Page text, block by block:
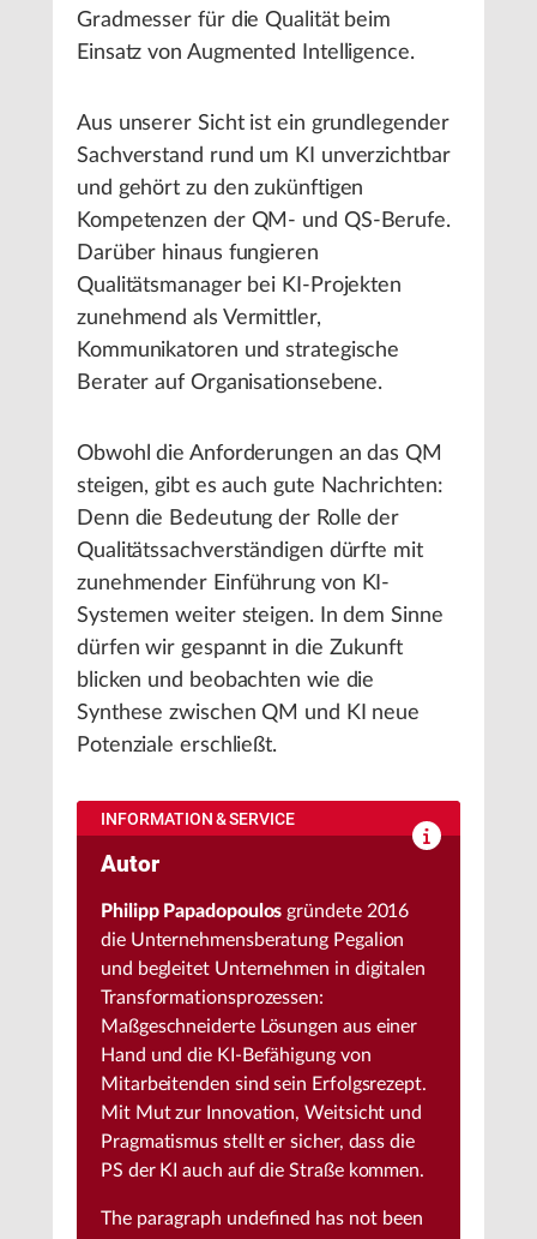
Gradmesser für die Qualität beim
Einsatz von Augmented Intelligence.
Aus unserer Sicht ist ein grundlegender
Sachverstand rund um KI unverzichtbar
und gehört zu den zukünftigen
Kompetenzen der QM- und QS-Berufe.
Darüber hinaus fungieren
Qualitätsmanager bei KI-Projekten
zunehmend als Vermittler,
Kommunikatoren und strategische
Berater auf Organisationsebene.
Obwohl die Anforderungen an das QM
steigen, gibt es auch gute Nachrichten:
Denn die Bedeutung der Rolle der
Qualitätssachverständigen dürfte mit
zunehmender Einführung von KI-
Systemen weiter steigen. In dem Sinne
dürfen wir gespannt in die Zukunft
blicken und beobachten wie die
Synthese zwischen QM und KI neue
Potenziale erschließt.
INFORMATION & SERVICE
Autor
Philipp Papadopoulos gründete 2016
die Unternehmensberatung Pegalion
und begleitet Unternehmen in digitalen
Transformationsprozessen:
Maßgeschneiderte Lösungen aus einer
Hand und die KI-Befähigung von
Mitarbeitenden sind sein Erfolgsrezept.
Mit Mut zur Innovation, Weitsicht und
Pragmatismus stellt er sicher, dass die
PS der KI auch auf die Straße kommen.
The paragraph undefined has not been